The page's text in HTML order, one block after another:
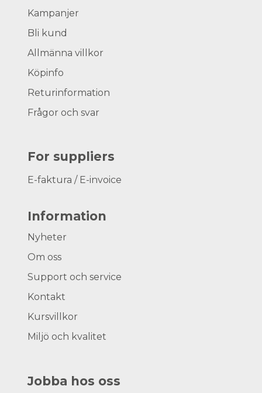
Kampanjer
Bli kund
Allmänna villkor
Köpinfo
Returinformation
Frågor och svar
For suppliers
E-faktura / E-invoice
Information
Nyheter
Om oss
Support och service
Kontakt
Kursvillkor
Miljö och kvalitet
Jobba hos oss